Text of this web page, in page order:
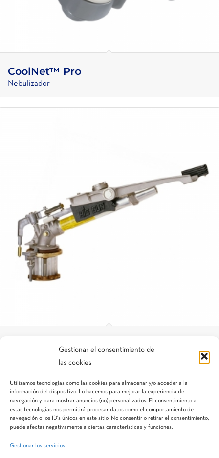
Gestionar el consentimiento de
las cookies
Utilizamos tecnologías como las cookies para almacenar y/o acceder a la
información del dispositivo. Lo hacemos para mejorar la experiencia de
navegación y para mostrar anuncios (no) personalizados. El consentimiento a
estas tecnologías nos permitirá procesar datos como el comportamiento de
navegación o los ID's únicos en este sitio. No consentir o retirar el consentimiento,
puede afectar negativamente a ciertas características y funciones.
Gestionar los servicios
CoolNet™ Pro
Nebulizador